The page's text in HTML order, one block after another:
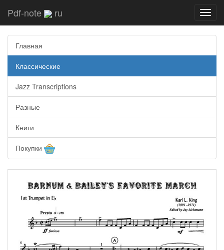
Pdf-note ru
Главная
Классические
Jazz Transcriptions
Разные
Книги
Покупки